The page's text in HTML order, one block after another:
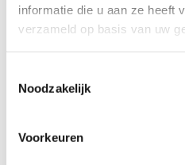
informatie die u aan ze heeft
verzameld op basis van uw
Noodzakelijk
Voorkeuren
een verfrissend drankje, of een
Omgeving
Ontdek de mooie natuur van
bosgebieden en heidegronden,
en proef de van de typische